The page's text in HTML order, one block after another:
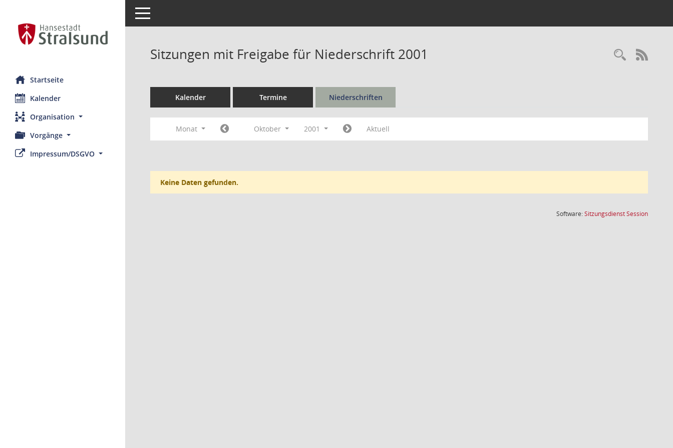
Startseite
Kalender
Organisation
Vorgänge
Impressum/DSGVO
Toggle navigation
Sitzungen mit Freigabe für Niederschrift 2001
Kalender Termine Niederschriften
Monat Oktober 2001 Aktuell
Keine Daten gefunden.
Software:SitzungsdienstSession(Wird in